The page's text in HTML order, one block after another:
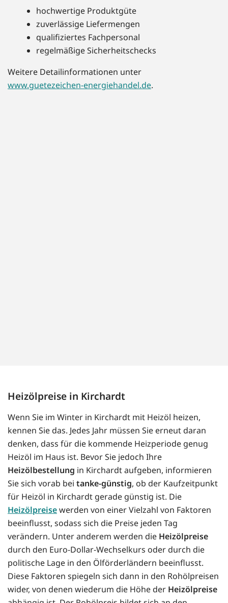
hochwertige Produktgüte
zuverlässige Liefermengen
qualifiziertes Fachpersonal
regelmäßige Sicherheitschecks
Weitere Detailinformationen unter
www.guetezeichen-energiehandel.de.
Heizölpreise in Kirchardt
Wenn Sie im Winter in Kirchardt mit Heizöl heizen,
kennen Sie das. Jedes Jahr müssen Sie erneut daran
denken, dass für die kommende Heizperiode genug
Heizöl im Haus ist. Bevor Sie jedoch Ihre
Heizölbestellung in Kirchardt aufgeben, informieren
Sie sich vorab bei tanke-günstig, ob der Kaufzeitpunkt
für Heizöl in Kirchardt gerade günstig ist. Die
Heizölpreisewerden von einer Vielzahl von Faktoren
beeinflusst, sodass sich die Preise jeden Tag
verändern. Unter anderem werden die Heizölpreise
durch den Euro-Dollar-Wechselkurs oder durch die
politische Lage in den Ölförderländern beeinflusst.
Diese Faktoren spiegeln sich dann in den Rohölpreisen
wider, von denen wiederum die Höhe der Heizölpreise